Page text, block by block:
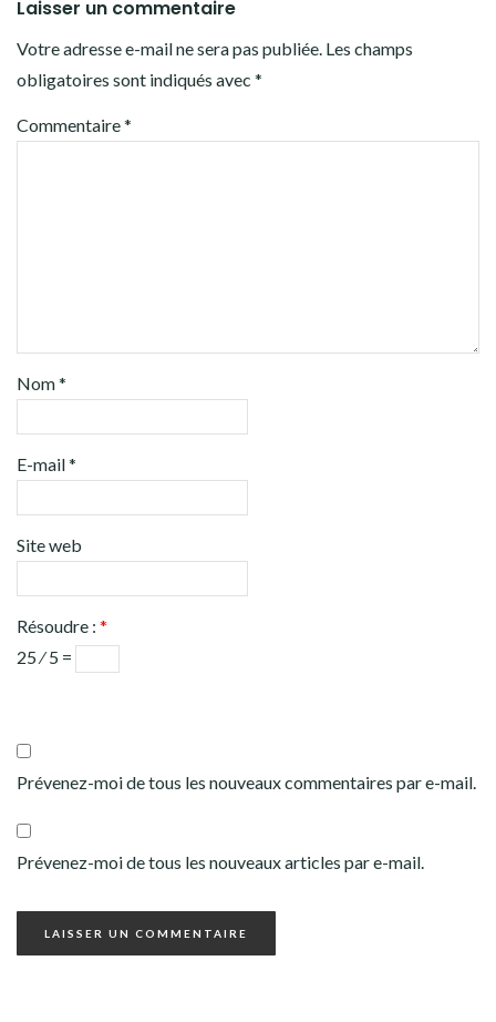
Laisser un commentaire
Votre adresse e-mail ne sera pas publiée. Les champs
obligatoires sont indiqués avec *
Commentaire*
Nom*
E-mail*
Site web
Résoudre : *
25 ⁄ 5 =
Prévenez-moi de tous les nouveaux commentaires par e-mail.
Prévenez-moi de tous les nouveaux articles par e-mail.